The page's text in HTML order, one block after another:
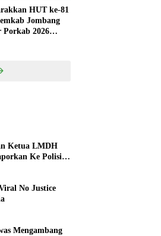
HUT ke-81
Jombang
Porkab 2026
Ketua LMDH
Ke Polisi
No Justice
Mengambang